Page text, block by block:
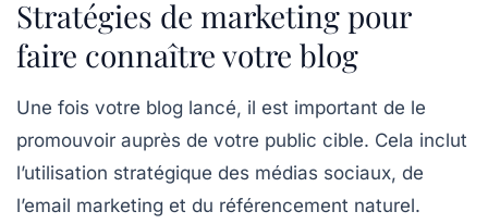
Stratégies de marketing pour
faire connaître votre blog
Une fois votre blog lancé, il est important de le
promouvoir auprès de votre public cible. Cela inclut
l’utilisation stratégique des médias sociaux, de
l’email marketing et du référencement naturel.